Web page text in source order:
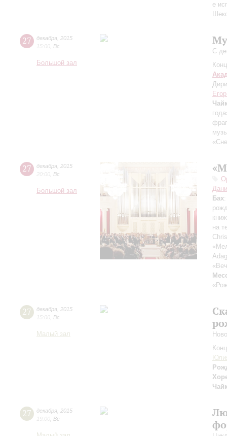
е
27 декабря 2015
15:00 Вс
Большой зал
С
27 декабря 2015
20:00 Вс
Большой зал
Бах
на
27 декабря 2015
15:00 Вс
Малый зал
27 декабря 2015
19:00 Вс